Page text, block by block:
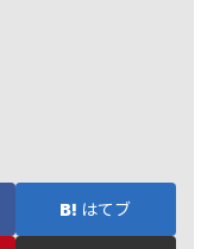
はてブ